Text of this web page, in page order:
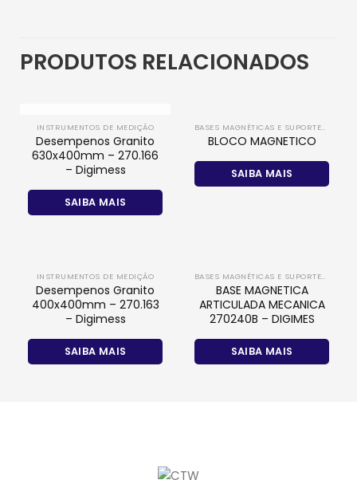
PRODUTOS RELACIONADOS
FORA DE ESTOQUE
INSTRUMENTOS DE MEDIÇÃO
Desempenos Granito
630x400mm – 270.166
– Digimess
SAIBA MAIS
BASES MAGNÉTICAS E SUPORTES DE MEDIÇÃO
BLOCO MAGNETICO
SAIBA MAIS
INSTRUMENTOS DE MEDIÇÃO
Desempenos Granito
400x400mm – 270.163
– Digimess
SAIBA MAIS
BASES MAGNÉTICAS E SUPORTES DE MEDIÇÃO
BASE MAGNETICA
ARTICULADA MECANICA
270240B – DIGIMES
SAIBA MAIS